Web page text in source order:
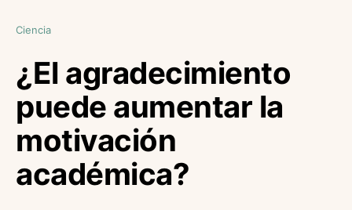
Ciencia
¿El agradecimiento
puede aumentar la
motivación
académica?